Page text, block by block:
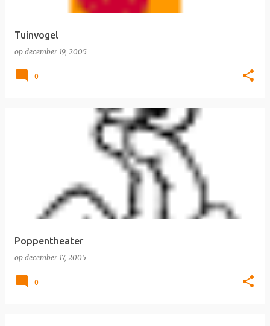
Tuinvogel
op december 19, 2005
0
Poppentheater
op december 17, 2005
0